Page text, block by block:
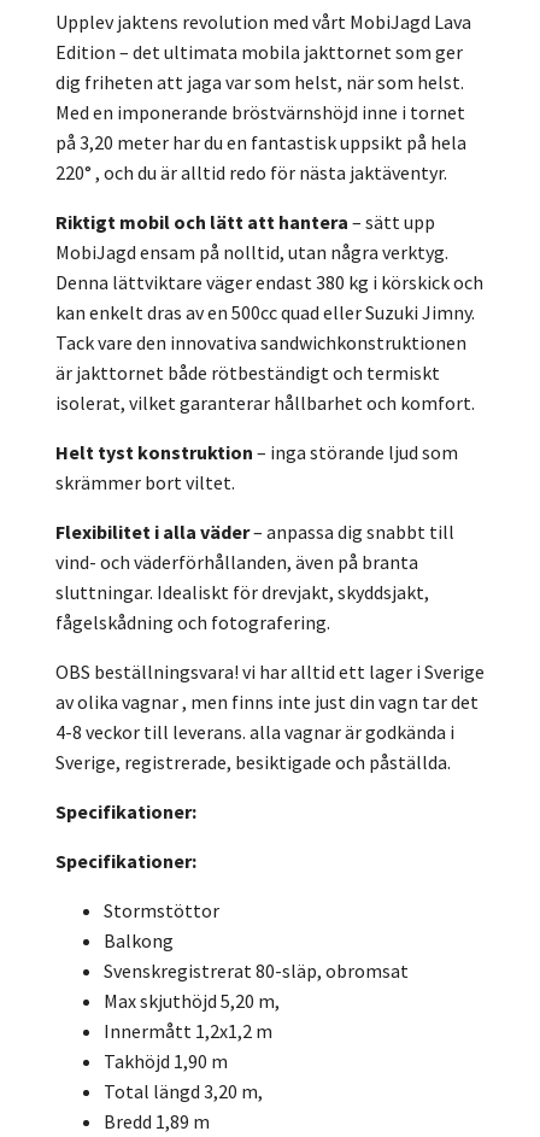
Upplev jaktens revolution med vårt MobiJagd Lava
Edition – det ultimata mobila jakttornet som ger
dig friheten att jaga var som helst, när som helst.
Med en imponerande bröstvärnshöjd inne i tornet
på 3,20 meter har du en fantastisk uppsikt på hela
220° , och du är alltid redo för nästa jaktäventyr.
Riktigt mobil och lätt att hantera – sätt upp
MobiJagd ensam på nolltid, utan några verktyg.
Denna lättviktare väger endast 380 kg i körskick och
kan enkelt dras av en 500cc quad eller Suzuki Jimny.
Tack vare den innovativa sandwichkonstruktionen
är jakttornet både rötbeständigt och termiskt
isolerat, vilket garanterar hållbarhet och komfort.
Helt tyst konstruktion – inga störande ljud som
skrämmer bort viltet.
Flexibilitet i alla väder– anpassa dig snabbt till
vind- och väderförhållanden, även på branta
sluttningar. Idealiskt för drevjakt, skyddsjakt,
fågelskådning och fotografering.
OBS beställningsvara! vi har alltid ett lager i Sverige
av olika vagnar , men finns inte just din vagn tar det
4-8 veckor till leverans. alla vagnar är godkända i
Sverige, registrerade, besiktigade och påställda.
Specifikationer:
Specifikationer:
Stormstöttor
Balkong
Svenskregistrerat 80-släp, obromsat
Max skjuthöjd 5,20 m,
Innermått 1,2x1,2 m
Takhöjd 1,90 m
Total längd 3,20 m,
Bredd 1,89 m